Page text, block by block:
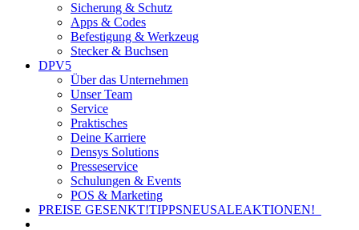
Sicherung & Schutz
Apps & Codes
Befestigung & Werkzeug
Stecker & Buchsen
DPV5
Über das Unternehmen
Unser Team
Service
Praktisches
Deine Karriere
Densys Solutions
Presseservice
Schulungen & Events
POS & Marketing
PREISE GESENKT!TIPPSNEUSALEAKTIONEN!